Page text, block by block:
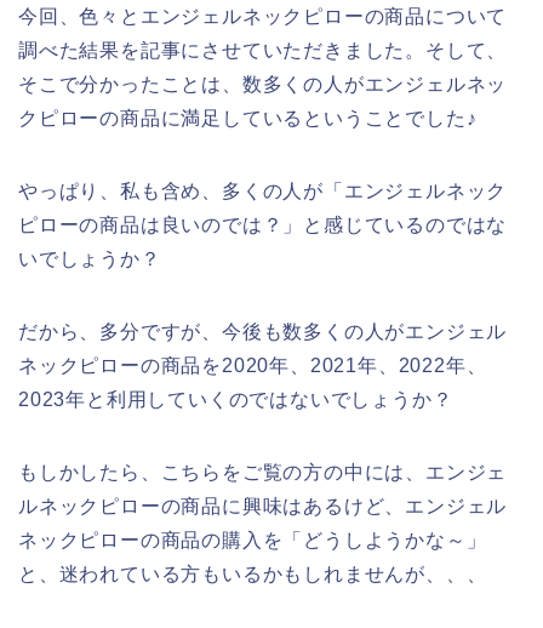
今回、色々とエンジェルネックピローの商品について
調べた結果を記事にさせていただきました。そして、
そこで分かったことは、数多くの人がエンジェルネッ
クピローの商品に満足しているということでした♪
やっぱり、私も含め、多くの人が「エンジェルネック
ピローの商品は良いのでは？」と感じているのではな
いでしょうか？
だから、多分ですが、今後も数多くの人がエンジェル
ネックピローの商品を2020年、2021年、2022年、
2023年と利用していくのではないでしょうか？
もしかしたら、こちらをご覧の方の中には、エンジェ
ルネックピローの商品に興味はあるけど、エンジェル
ネックピローの商品の購入を「どうしようかな～」
と、迷われている方もいるかもしれませんが、、、